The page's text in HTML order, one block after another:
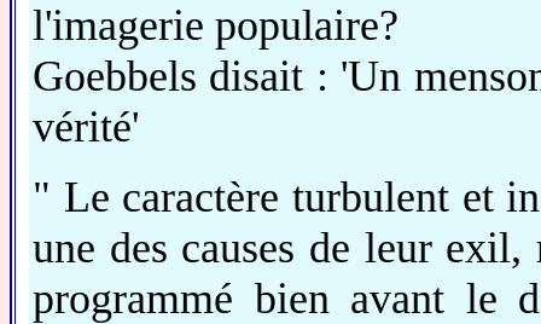
l'imagerie populaire?
Goebbels disait : 'Un
vérité'
" Le caractère turbulent et
une des causes de leur
programmé bien avant le